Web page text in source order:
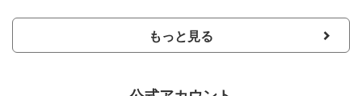
もっと見る